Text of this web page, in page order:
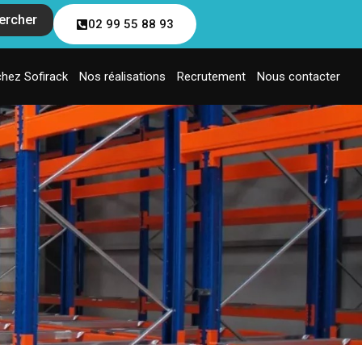
02 99 55 88 93
Sofirack Nos réalisations Recrutement Nous contacter